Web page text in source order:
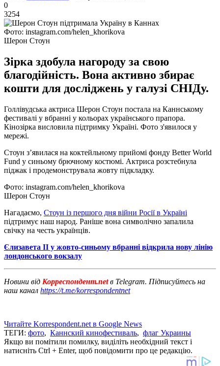
0
3254
Фото: instagram.com/helen_khorikova
Шерон Стоун
Зірка здобула нагороду за свою
благодійність. Вона активно збирає
кошти для досліджень у галузі СНІДу.
Голлівудська актриса Шерон Стоун постала на Каннському
фестивалі у вбранні у кольорах українського прапора.
Кінозірка висловила підтримку Україні. Фото з'явилося у
мережі.
Стоун з’явилася на коктейльному прийомі фонду Better World
Fund у синьому брючному костюмі. Актриса розстебнула
піджак і продемонструвала жовту підкладку.
Фото: instagram.com/helen_khorikova
Шерон Стоун
Нагадаємо, Стоун із першого дня війни Росії в Україні
підтримує наш народ. Раніше вона символічно запалила
свічку на честь українців.
Єлизавета ІІ у жовто-синьому вбранні відкрила нову лінію
лондонського вокзалу
Новини від Корреспондент.netв Telegram. Підписуйтесь на
наш канал https://t.me/korrespondentnet
Читайте Korrespondent.net в Google News
ТЕГИ: фото, Каннский кинофестиваль, флаг Украины
Якщо ви помітили помилку, виділіть необхідний текст і
натисніть Ctrl + Enter, щоб повідомити про це редакцію.